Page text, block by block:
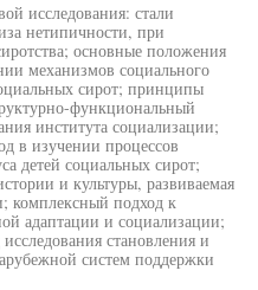
исследования: стали
нетипичности, при
основные положения
механизмов социального
сирот; принципы
функциональный
института социализации;
в изучении процессов
детей социальных сирот;
и культуры, развиваемая
комплексный подход к
адаптации и социализации;
становления и
систем поддержки